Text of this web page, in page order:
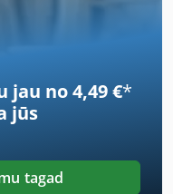
cm³ Griezes
Dedswlmt Ijpfx Ai
no 4,49 €*
jūs
tagad